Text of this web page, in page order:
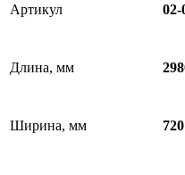
Артикул 02-
Длина, мм
Ширина, мм 720